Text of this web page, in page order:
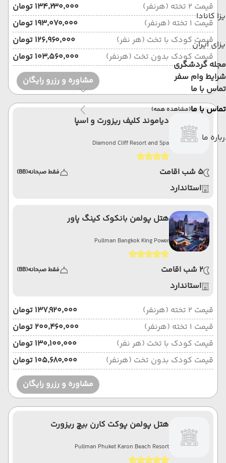
کانادا
ایران
مجله گردشگری
شرایط وام سفر
تماس با ما
تماس با ما(مشاهده همه)
ما
قیمت 2 تخته (هرنفر)
۱۳۴٬۲۳۰٬۰۰۰ تومان
قیمت 1 تخته (هرنفر)
۱۹۳٬۰۷۰٬۰۰۰ تومان
قیمت کودک با تخت (هر نفر)
۱۲۶٬۹۶۰٬۰۰۰ تومان
قیمت کودک بدون تخت (هرنفر)
۱۰۳٬۵۶۰٬۰۰۰ تومان
مشاوره و رزرو رایگان
دیاموند کلیف ریزورت و اسپا
Diamond Cliff Resort and Spa
5 شب اقامت فقط صبحانه(BB)
استاندارد
هتل پولمن بانکوک کینگ پاور
Pullman Bangkok King Power
2 شب اقامت فقط صبحانه(BB)
استاندارد
قیمت 2 تخته (هرنفر)
۱۳۷٬۹۲۰٬۰۰۰ تومان
قیمت 1 تخته (هرنفر)
۲۰۰٬۴۶۰٬۰۰۰ تومان
قیمت کودک با تخت (هر نفر)
۱۳۰٬۱۰۰٬۰۰۰ تومان
قیمت کودک بدون تخت (هرنفر)
۱۰۵٬۶۸۰٬۰۰۰ تومان
مشاوره و رزرو رایگان
هتل پولمن پوکت کارن بیچ ریزورت
Pullman Phuket Karon Beach Resort